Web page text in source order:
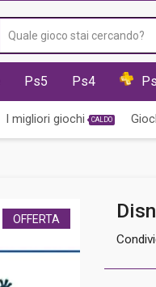
Ps5 Ps4
I migliori giochi CALDO
OFFERTA